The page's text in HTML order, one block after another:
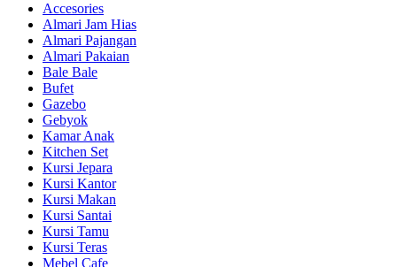
Accesories
Almari Jam Hias
Almari Pajangan
Almari Pakaian
Bale Bale
Bufet
Gazebo
Gebyok
Kamar Anak
Kitchen Set
Kursi Jepara
Kursi Kantor
Kursi Makan
Kursi Santai
Kursi Tamu
Kursi Teras
Mebel Cafe